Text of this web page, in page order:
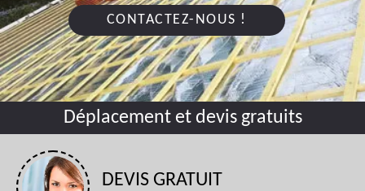
CONTACTEZ-NOUS !
Déplacement et devis gratuits
DEVIS GRATUIT